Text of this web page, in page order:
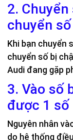
2.
chuyển số
Khi bạn chuyển
chuyển số bị
Audi đang gặp
3. Vào số
được 1 số
Nguyên nhân
do hệ thống